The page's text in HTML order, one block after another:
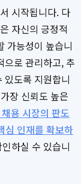
시작됩니다. 다
자신의 긍정적
가능성이 높습니
으로 관리하고, 추
있도록 지원합니
장 신뢰도 높은
용 시장의 판도
심 인재를 확보하
하실 수 있습니